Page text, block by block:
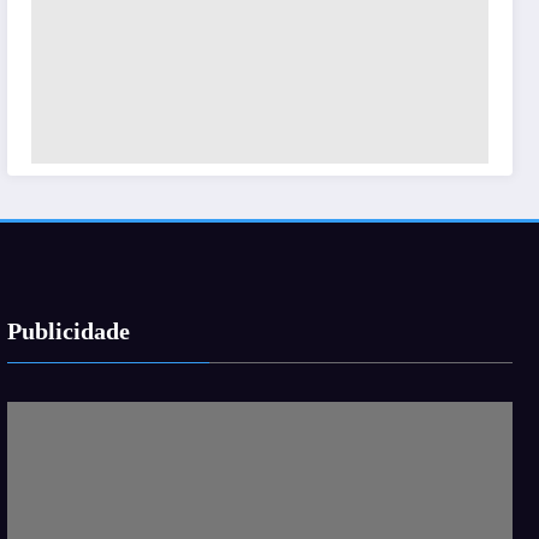
Publicidade